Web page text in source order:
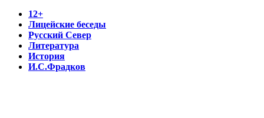
12+
Лицейские беседы
Русский Север
Литература
История
И.С.Фрадков